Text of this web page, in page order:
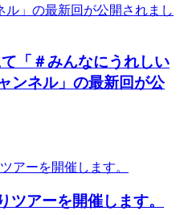
「＃みんなにうれしい
ンネル」の最新回が公
ツアーを開催します。